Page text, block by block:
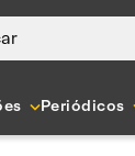
Periódicos